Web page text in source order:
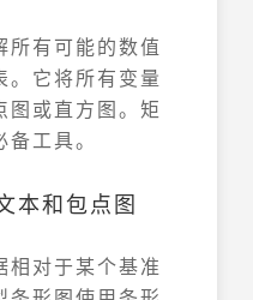
所有可能的数值
。它将所有变量
图或直方图。矩
工具。
本和包点图
相对于某个基准